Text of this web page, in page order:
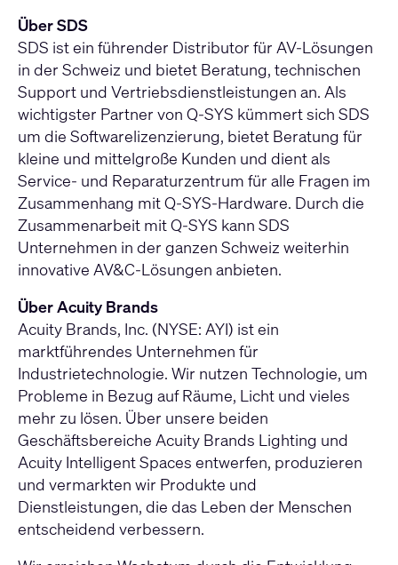
Über SDS
SDS ist ein führender Distributor für AV-Lösungen
in der Schweiz und bietet Beratung, technischen
Support und Vertriebsdienstleistungen an. Als
wichtigster Partner von Q-SYS kümmert sich SDS
um die Softwarelizenzierung, bietet Beratung für
kleine und mittelgroße Kunden und dient als
Service- und Reparaturzentrum für alle Fragen im
Zusammenhang mit Q-SYS-Hardware. Durch die
Zusammenarbeit mit Q-SYS kann SDS
Unternehmen in der ganzen Schweiz weiterhin
innovative AV&C-Lösungen anbieten.
Über Acuity Brands
Acuity Brands, Inc. (NYSE: AYI) ist ein
marktführendes Unternehmen für
Industrietechnologie. Wir nutzen Technologie, um
Probleme in Bezug auf Räume, Licht und vieles
mehr zu lösen. Über unsere beiden
Geschäftsbereiche Acuity Brands Lighting und
Acuity Intelligent Spaces entwerfen, produzieren
und vermarkten wir Produkte und
Dienstleistungen, die das Leben der Menschen
entscheidend verbessern.